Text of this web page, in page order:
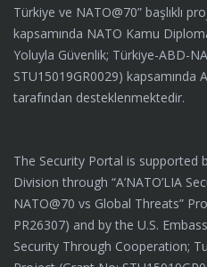
Türkiye ve NATO@70” başlıklı
kapsamında NATO Kamu
Yoluyla Güvenlik; Türkiye-ABD-
STU15019GR0029) kapsamında
tarafından desteklenmektedir.
The Security Portal is supported
Division through “A’NATO’LIA
NATO@70 vs Global Threats”
PR26307) and by the U.S.
Security Through Cooperation;